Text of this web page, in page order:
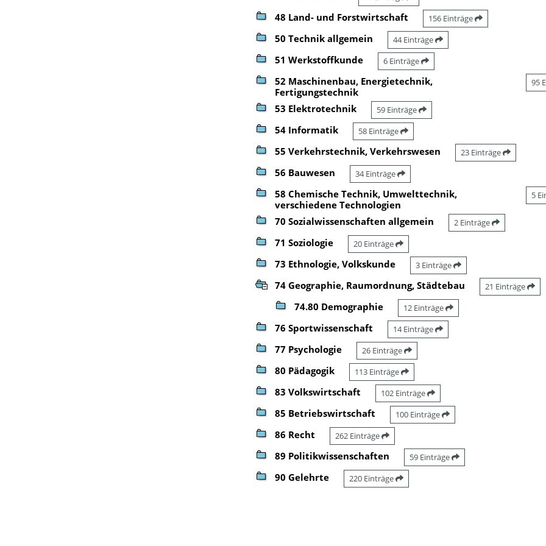
48 Land- und Forstwirtschaft 156 Einträge
50 Technik allgemein 44 Einträge
51 Werkstoffkunde 6 Einträge
52 Maschinenbau, Energietechnik,
Fertigungstechnik
95
53 Elektrotechnik 59 Einträge
54 Informatik 58 Einträge
55 Verkehrstechnik, Verkehrswesen 23 Einträge
56 Bauwesen 34 Einträge
58 Chemische Technik, Umwelttechnik,
verschiedene Technologien
5
70 Sozialwissenschaften allgemein 2 Einträge
71 Soziologie 20 Einträge
73 Ethnologie, Volkskunde 3 Einträge
74 Geographie, Raumordnung, Städtebau 21 Einträge
74.80 Demographie 12 Einträge
76 Sportwissenschaft 14 Einträge
77 Psychologie 26 Einträge
80 Pädagogik 113 Einträge
83 Volkswirtschaft 102 Einträge
85 Betriebswirtschaft 100 Einträge
86 Recht 262 Einträge
89 Politikwissenschaften 59 Einträge
90 Gelehrte 220 Einträge